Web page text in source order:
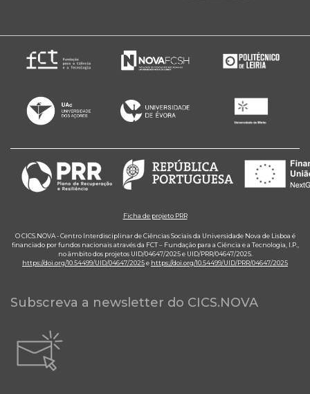
Ficha de projeto PRR
O CICS.NOVA - Centro Interdisciplinar de Ciências Sociais da Universidade Nova de Lisboa é
financiado por fundos nacionais através da FCT – Fundação para a Ciência e a Tecnologia, I.P.,
no âmbito dos projetos UID/04647/2025 e UID/PRR/04647/2025.
https://doi.org/10.54499/UID/04647/2025e https://doi.org/10.54499/UID/PRR/04647/2025
Subscreva a newsletter do CICS.NOVA